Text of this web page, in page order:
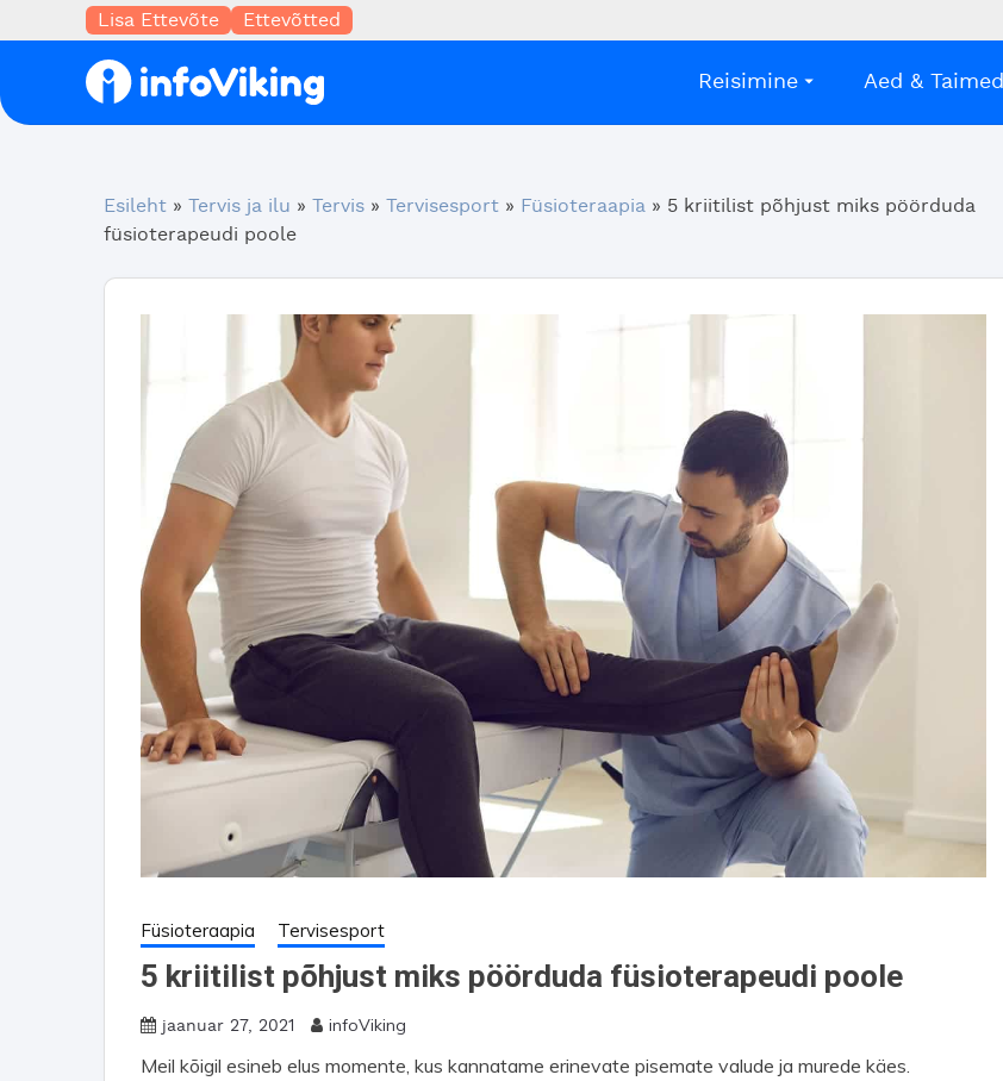
Lisa Ettevõte Ettevõtted
Reisimine Aed & Taimed
Esileht » Tervis ja ilu » Tervis » Tervisesport » Füsioteraapia » 5 kriitilist põhjust miks pöörduda
füsioterapeudi poole
Füsioteraapia Tervisesport
5 kriitilist põhjust miks pöörduda füsioterapeudi poole
jaanuar 27, 2021 infoViking
Meil kõigil esineb elus momente, kus kannatame erinevate pisemate valude ja murede käes.